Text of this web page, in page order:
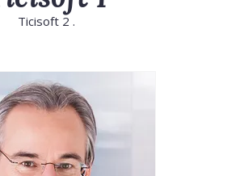
Ticisoft 2 .